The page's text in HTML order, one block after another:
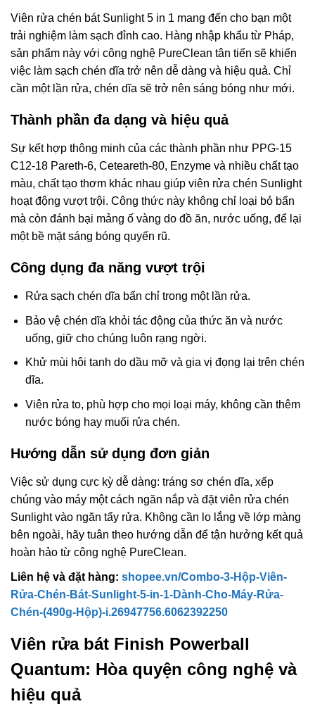
Viên rửa chén bát Sunlight 5 in 1 mang đến cho bạn một
trải nghiệm làm sạch đỉnh cao. Hàng nhập khẩu từ Pháp,
sản phẩm này với công nghệ PureClean tân tiến sẽ khiến
việc làm sạch chén dĩa trở nên dễ dàng và hiệu quả. Chỉ
cần một lần rửa, chén dĩa sẽ trở nên sáng bóng như mới.
Thành phần đa dạng và hiệu quả
Sự kết hợp thông minh của các thành phần như PPG-15
C12-18 Pareth-6, Ceteareth-80, Enzyme và nhiều chất tạo
màu, chất tạo thơm khác nhau giúp viên rửa chén Sunlight
hoạt động vượt trội. Công thức này không chỉ loại bỏ bẩn
mà còn đánh bại mảng ố vàng do đồ ăn, nước uống, để lại
một bề mặt sáng bóng quyến rũ.
Công dụng đa năng vượt trội
Rửa sạch chén dĩa bẩn chỉ trong một lần rửa.
Bảo vệ chén dĩa khỏi tác động của thức ăn và nước
uống, giữ cho chúng luôn rạng ngời.
Khử mùi hôi tanh do dầu mỡ và gia vị đọng lại trên chén
dĩa.
Viên rửa to, phù hợp cho mọi loại máy, không cần thêm
nước bóng hay muối rửa chén.
Hướng dẫn sử dụng đơn giản
Việc sử dụng cực kỳ dễ dàng: tráng sơ chén dĩa, xếp
chúng vào máy một cách ngăn nắp và đặt viên rửa chén
Sunlight vào ngăn tẩy rửa. Không cần lo lắng về lớp màng
bên ngoài, hãy tuân theo hướng dẫn để tận hưởng kết quả
hoàn hảo từ công nghệ PureClean.
Liên hệ và đặt hàng: shopee.vn/Combo-3-Hộp-Viên-
Rửa-Chén-Bát-Sunlight-5-in-1-Dành-Cho-Máy-Rửa-
Chén-(490g-Hộp)-i.26947756.6062392250
Viên rửa bát Finish Powerball
Quantum: Hòa quyện công nghệ và
hiệu quả